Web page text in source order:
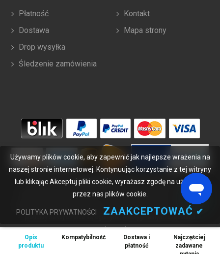
Opis
produktu
Kompatybilność
Dostawa i
płatność
Najczęściej
zadawane
Płatność
Dostawa
Drop wysyłka
Śledzenie zamówienia
Kontakt
Mapa strony
Copyright ©2026 bateriabuy.pl. Wszelkie prawa zastrzeżone.
Wyznaczone znaki handlowe i marki są własnością ich właścicieli.
BateriaBuy.pl nie jest powiązany z żadnymi markami OEM. Wszystkie
produkty na tej stronie są ogólnymi, nieoryginalnymi częściami
zamiennymi.
Wymienione nazwy marek i oznaczenia modeli mają jedynie na celu
Używamy plików cookie, aby zapewnić jak najlepsze wrażenia na
naszej stronie internetowej. Kontynuując korzystanie z tej witryny
lub klikając Akceptuj pliki cookie, wyrażasz zgodę na używanie
przez nas plików cookie.
POLITYKA PRYWATNOŚCI ZAAKCEPTOWAĆ ✔